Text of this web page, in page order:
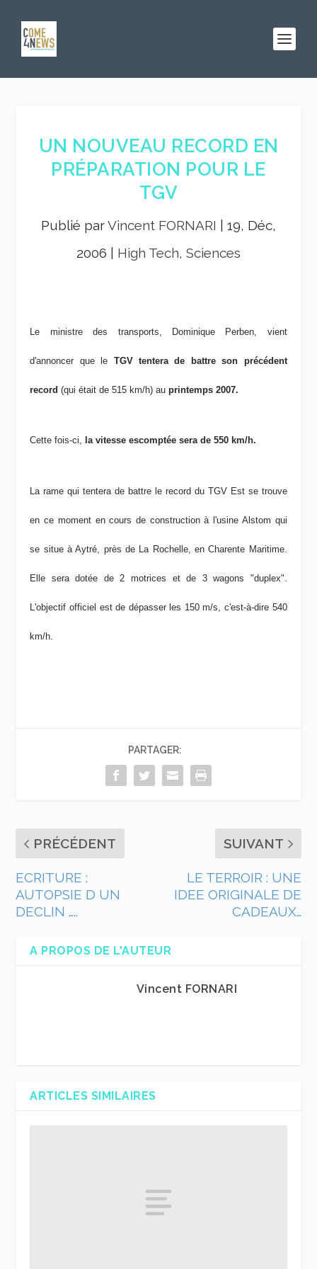
UN NOUVEAU RECORD EN
PRÉPARATION POUR LE
TGV
Publié parVincent FORNARI
19, Déc,
2006
High Tech, Sciences
Le ministre des transports, Dominique Perben, vient
d'annoncer que le TGV tentera de battre son précédent
record (qui était de 515 km/h) auprintemps 2007.
Cette fois-ci, la vitesse escomptée sera de 550 km/h.
La rame qui tentera de battre le record du TGV Est se trouve
en ce moment en cours de construction à l'usine Alstom qui
se situe à Aytré, près de La Rochelle, en Charente Maritime.
Elle sera dotée de 2 motrices et de 3 wagons "duplex".
L'objectif officiel est de dépasser les 150 m/s, c'est-à-dire 540
km/h.
PARTAGER:
PRÉCÉDENT
ECRITURE :
AUTOPSIE D UN
DECLIN …..
SUIVANT
LE TERROIR : UNE
IDEE ORIGINALE DE
CADEAUX…
A PROPOS DE L'AUTEUR
Vincent FORNARI
ARTICLES SIMILAIRES